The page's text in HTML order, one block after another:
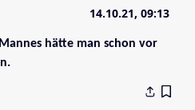
14.10.21, 09:13
hätte man schon vor